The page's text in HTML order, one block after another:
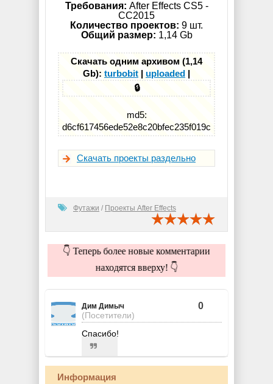
Требования: After Effects CS5 -
СС2015
Количество проектов: 9 шт.
Общий размер: 1,14 Gb
Скачать одним архивом (1,14
Gb): turbobit | uploaded |
🔒
md5:
d6cf617456ede52e8c20bfec235f019c
Скачать проекты раздельно
Футажи / Проекты After Effects
👇 Теперь более новые комментарии
находятся вверху! 👇
Дим Димыч
(Посетители)
0
Спасибо!
Информация